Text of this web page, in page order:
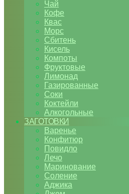
Чай
Кофе
Квас
Морс
Сбитень
Кисель
Компоты
Фруктовые
Лимонад
Газированные
Соки
Коктейли
Алкогольные
ЗАГОТОВКИ
Варенье
Конфитюр
Повидло
Лечо
Маринование
Соление
Аджика